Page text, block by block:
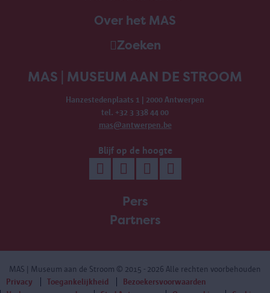
Over het MAS
Zoeken
MAS | MUSEUM AAN DE STROOM
Hanzestedenplaats 1 | 2000 Antwerpen
tel. +32 3 338 44 00
mas@antwerpen.be
Blijf op de hoogte
Pers
Partners
MAS | Museum aan de Stroom © 2015 - 2026 Alle rechten voorbehouden
Privacy
Toegankelijkheid
Bezoekersvoorwaarden